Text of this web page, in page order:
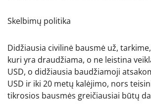
Skelbimų politika
Didžiausia civilinė bausmė už,
kuri yra draudžiama, o ne leistina
USD, o didžiausia baudžiamoji
USD ir iki 20 metų kalėjimo, nors
tikrosios bausmės greičiausiai būtų